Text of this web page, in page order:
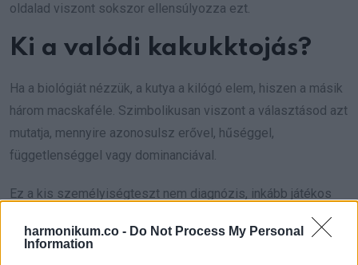
harmonikum.co - Do Not Process My Personal
Information
oldalad viszont sokszor ellensúlyozza ezt.
Ki a valódi kakukktojás?
Ha a biológiát nézzük, a kutya a kilógó elem, hiszen a másik
három macskaféle. Szimbolikusan viszont a választásod azt
mutatja, mennyire azonosulsz erővel, hűséggel,
függetlenséggel vagy dominanciával.
Ez a kis személyiségteszt nem diagnózis, inkább játékos
értékesnek, és melyekhez vonzódsz.